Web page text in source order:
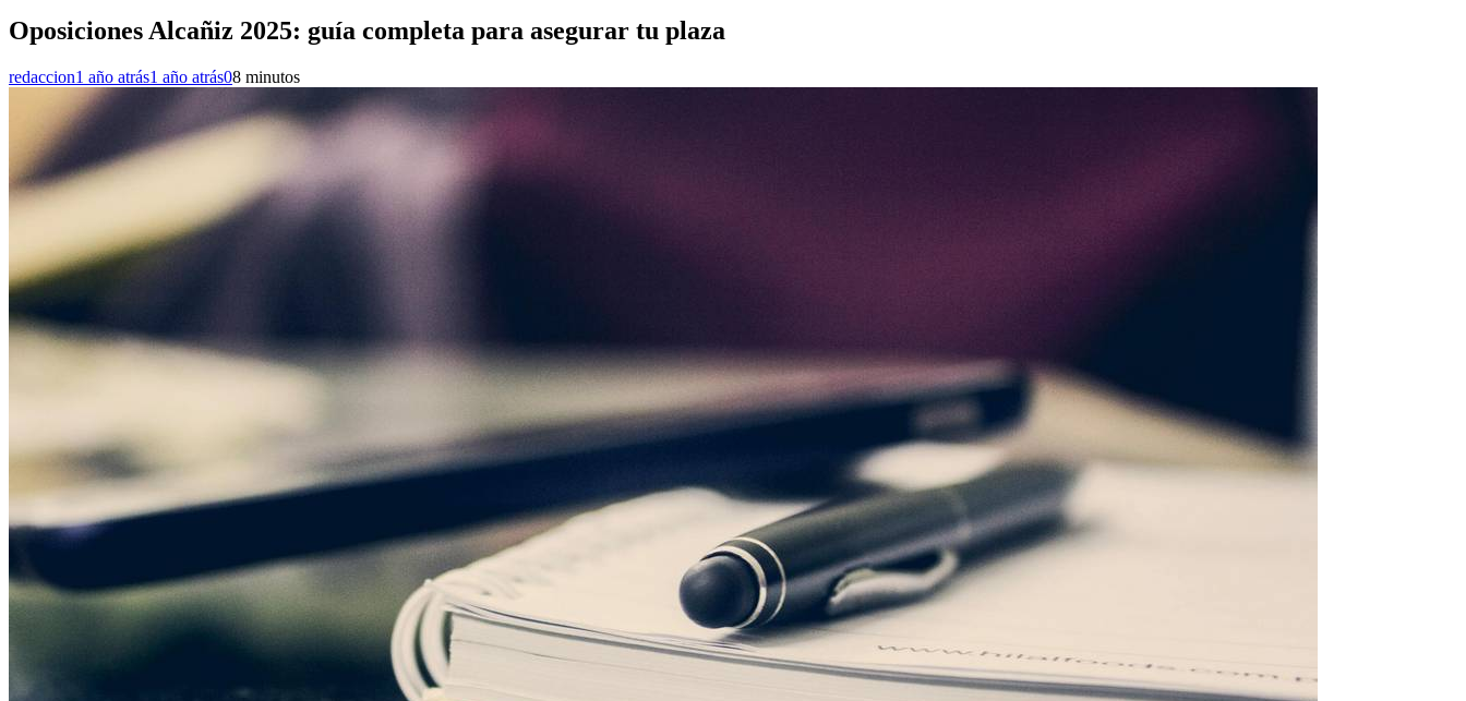
Oposiciones Alcañiz 2025: guía completa para asegurar tu plaza
redaccion1 año atrás1 año atrás08 minutos